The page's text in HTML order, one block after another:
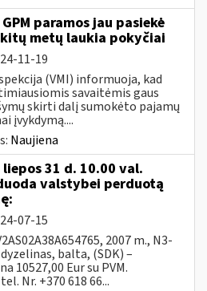
paramos jau pasiekė
metų laukia pokyčiai
11-19
(VMI) informuoja, kad
savaitėmis gaus
skirti dalį sumokėto pajamų
įvykdymą....
Naujiena
liepos 31 d. 10.00 val.
valstybei perduotą
07-15
2007 m., N3-
balta, (SDK) –
10527,00 Eur su PVM.
Nr. +370 618 66...